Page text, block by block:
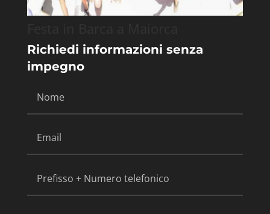
Richiedi informazioni senza
impegno